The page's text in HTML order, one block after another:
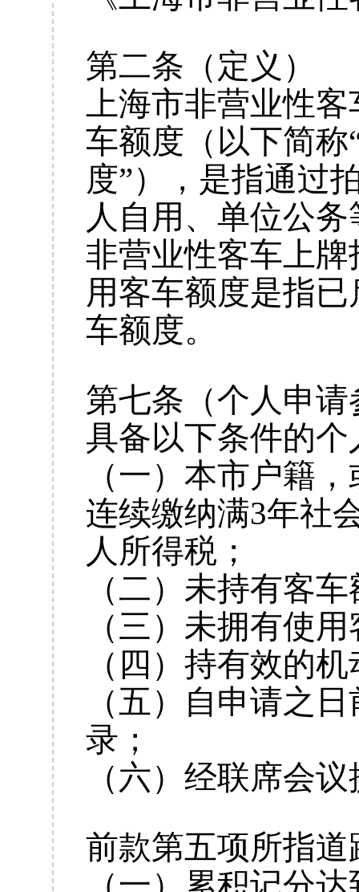
第二条（定义）
上海市非营业性
车额度（以下简称
度”），是指通过
人自用、单位公
非营业性客车上
用客车额度是指
车额度。
第七条（个人申
具备以下条件的
（一）本市户籍
连续缴纳满3年社
人所得税；
（二）未持有客
（三）未拥有使
（四）持有效的
（五）自申请之
录；
（六）经联席会
前款第五项所指